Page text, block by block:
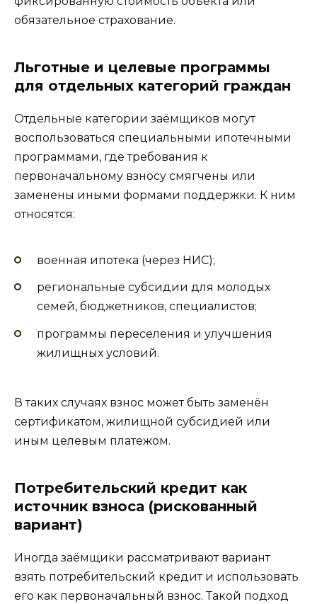
обязательное страхование.
Льготные и целевые программы
для отдельных категорий граждан
Отдельные категории заёмщиков могут
воспользоваться специальными ипотечными
программами, где требования к
первоначальному взносу смягчены или
заменены иными формами поддержки. К ним
относятся:
военная ипотека (через НИС);
региональные субсидии для молодых
семей, бюджетников, специалистов;
программы переселения и улучшения
жилищных условий.
В таких случаях взнос может быть заменён
сертификатом, жилищной субсидией или
иным целевым платежом.
Потребительский кредит как
источник взноса (рискованный
вариант)
Иногда заёмщики рассматривают вариант
взять потребительский кредит и использовать
его как первоначальный взнос. Такой подход